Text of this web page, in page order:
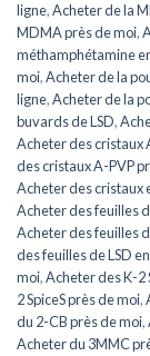
ligne,Acheter de la
MDMA près de moi,
méthamphétamine
moi,Acheter de la
ligne,Acheter de la
buvards de LSD,
Acheter des cristaux
des cristaux A-PVP
Acheter des cristaux
Acheter des feuilles
Acheter des feuilles
des feuilles de LSD
moi,Acheter des K-2
2 SpiceS près de moi,
du 2-CB près de moi,
Acheter du 3MMC